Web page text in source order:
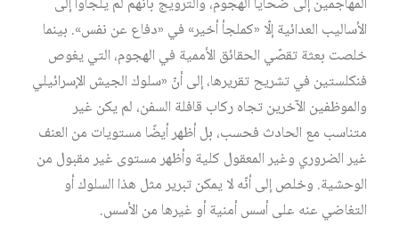
الأساليب العدائية إلّا «كملجأ أخير» في «دفاع عن نفس». بينما
خلصت بعثة تقصّي الحقائق الأممية في الهجوم، التي يغوص
فنكلستين في تشريح تقريرها، إلى أنّ «سلوك الجيش الإسرائيلي
والموظفين الآخرين تجاه ركاب قافلة السفن، لم يكن غير
متناسب مع الحادث فحسب، بل أظهر أيضًا مستويات من العنف
غير الضروري وغير المعقول كلية وأظهر مستوى غير مقبول من
الوحشية. وخلص إلى أنّه لا يمكن تبرير مثل هذا السلوك أو
التغاضي عنه على أسس أمنية أو غيرها من الأسس.